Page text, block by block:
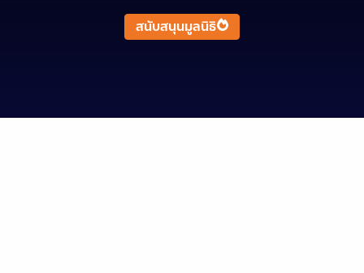
สนับสนุนมูลนิธิ